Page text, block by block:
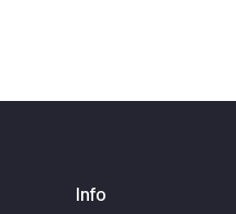
Info